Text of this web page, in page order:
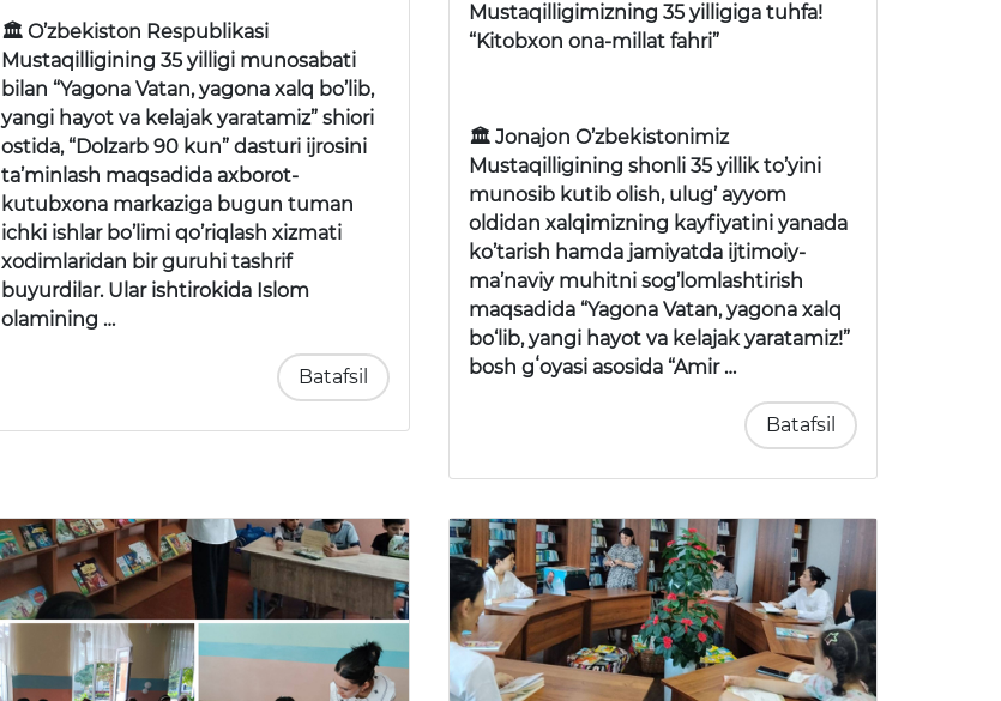
🏛 O’zbekiston Respublikasi
Mustaqilligining 35 yilligi munosabati
bilan “Yagona Vatan, yagona xalq bo’lib,
yangi hayot va kelajak yaratamiz” shiori
ostida, “Dolzarb 90 kun” dasturi ijrosini
ta’minlash maqsadida axborot-
kutubxona markaziga bugun tuman
ichki ishlar bo’limi qo’riqlash xizmati
xodimlaridan bir guruhi tashrif
buyurdilar. Ular ishtirokida Islom
olamining …
Batafsil
Mustaqilligimizning 35 yilligiga tuhfa!
“Kitobxon ona-millat fahri”
🏛 Jonajon O’zbekistonimiz
Mustaqilligining shonli 35 yillik to’yini
munosib kutib olish, ulug’ ayyom
oldidan xalqimizning kayfiyatini yanada
ko’tarish hamda jamiyatda ijtimoiy-
ma’naviy muhitni sog’lomlashtirish
maqsadida “Yagona Vatan, yagona xalq
bo‘lib, yangi hayot va kelajak yaratamiz!”
bosh gʻoyasi asosida “Amir …
Batafsil